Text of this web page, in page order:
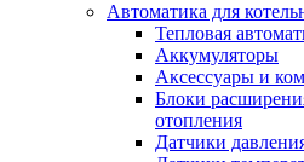
Автоматика для
Тепловая
Аккумуляторы
Аксессуары и
Блоки
отопления
Датчики